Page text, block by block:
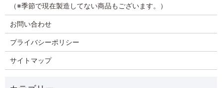
（※季節で現在製造してない商品もございます。）
お問い合わせ
プライバシーポリシー
サイトマップ